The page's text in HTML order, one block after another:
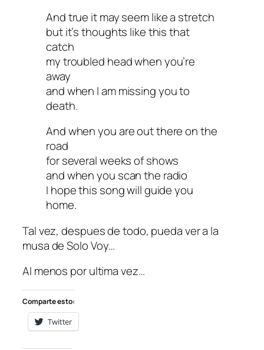
And true it may seem like a stretch
but it’s thoughts like this that
catch
my troubled head when you’re
away
and when I am missing you to
death.
And when you are out there on the
road
for several weeks of shows
and when you scan the radio
I hope this song will guide you
home.
Tal vez, despues de todo, pueda ver a la
musa de Solo Voy…
Al menos por ultima vez…
Comparte esto:
Twitter